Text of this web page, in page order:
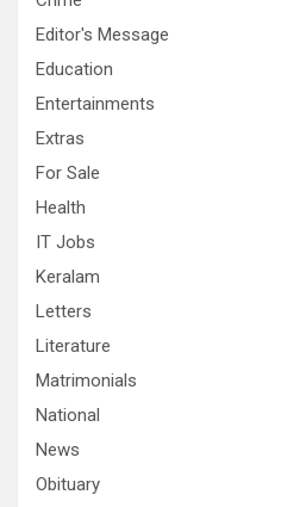
Editor's Message
Education
Entertainments
Extras
For Sale
Health
IT Jobs
Keralam
Letters
Literature
Matrimonials
National
News
Obituary